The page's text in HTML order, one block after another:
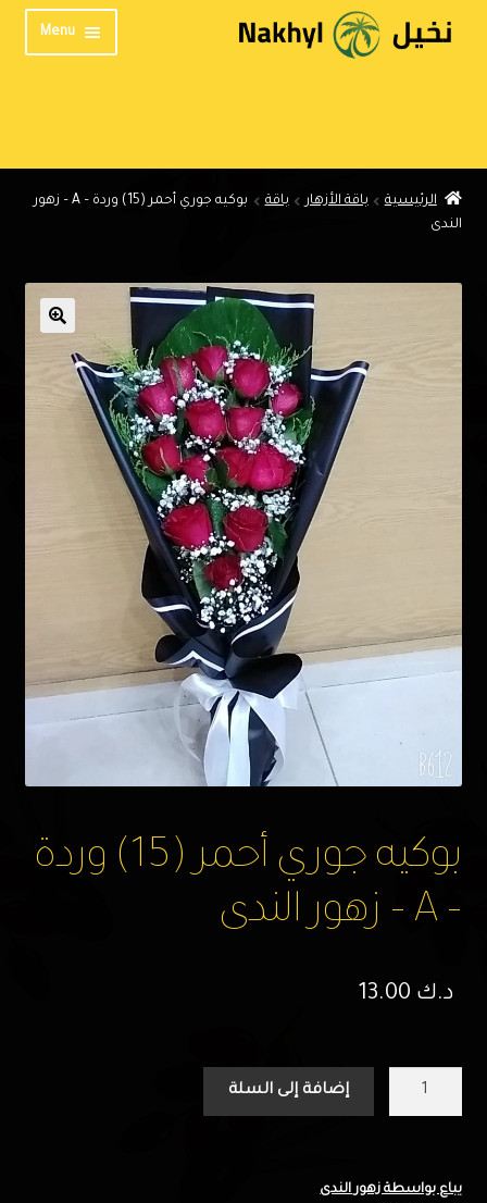
Skip
to
Skip
to
Menu
المنتدى
تواصل معنا
English
الرئيسية باقة الأزهار باقة
بوكيه جوري أحمر (15) وردة – A – زهور
الندى
بوكيه جوري أحمر (15) وردة
– A – زهور الندى
د.ك
(15)
إضافة إلى السلة
يباع بواسطة زهور الندى